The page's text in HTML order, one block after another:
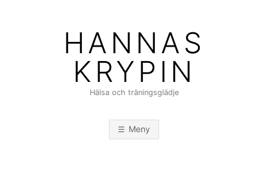
HANNAS
KRYPIN
Hälsa och träningsglädje
Meny